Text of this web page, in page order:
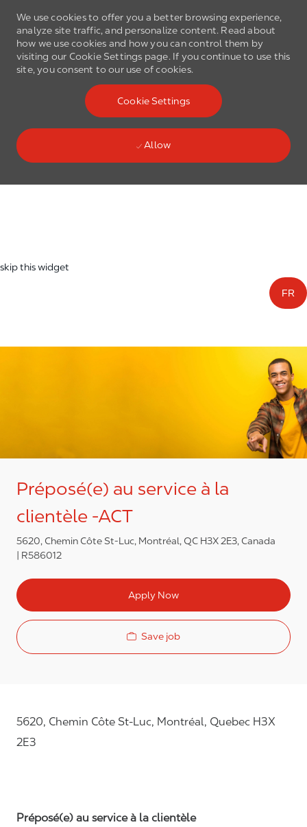
We use cookies to offer you a better browsing experience,
analyze site traffic, and personalize content. Read about
how we use cookies and how you can control them by
visiting our Cookie Settings page. If you continue to use this
site, you consent to our use of cookies.
Cookie Settings
Allow
Skip to main content
skip this widget
FR
Préposé(e) au service à la
clientèle -ACT
5620, Chemin Côte St-Luc, Montréal, QC H3X 2E3, Canada
R586012
Apply Now
Save job
5620, Chemin Côte St-Luc, Montréal, Quebec H3X
2E3
Préposé(e) au service à la clientèle